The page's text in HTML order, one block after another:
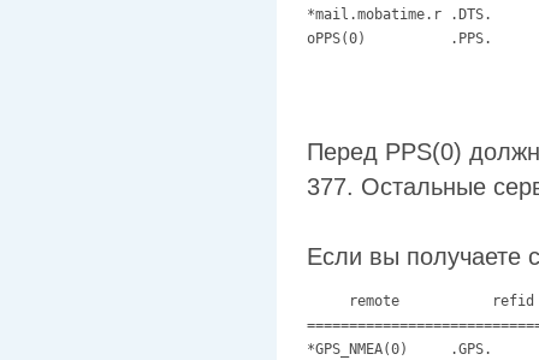
*mail.mobatime.r .DTS.
oPPS(0)          .PPS.
Перед PPS(0)
377. Остальные
Если вы получаете
remote
*GPS_NMEA(0)